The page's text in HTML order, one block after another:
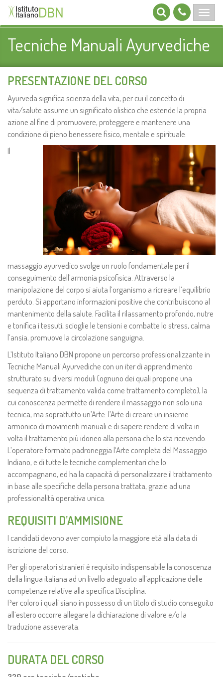
Tecniche Manuali Ayurvediche
PRESENTAZIONE DEL CORSO
Ayurveda significa scienza della vita, per cui il concetto di
vita/salute assume un significato olistico che estende la propria
azione al fine di promuovere, proteggere e mantenere una
condizione di pieno benessere fisico, mentale e spirituale.
Il
massaggio ayurvedico svolge un ruolo fondamentale per il
conseguimento dell’armonia psicofisica. Attraverso la
manipolazione del corpo si aiuta l’organismo a ricreare l’equilibrio
perduto. Si apportano informazioni positive che contribuiscono al
mantenimento della salute. Facilita il rilassamento profondo, nutre
e tonifica i tessuti, scioglie le tensioni e combatte lo stress, calma
l’ansia, promuove la circolazione sanguigna.
L’Istituto Italiano DBN propone un percorso professionalizzante in
Tecniche Manuali Ayurvediche con un iter di apprendimento
strutturato su diversi moduli (ognuno dei quali propone una
sequenza di trattamento valida come trattamento completo), la
cui conoscenza permette di rendere il massaggio non solo una
tecnica, ma soprattutto un’Arte: l’Arte di creare un insieme
armonico di movimenti manuali e di sapere rendere di volta in
volta il trattamento più idoneo alla persona che lo sta ricevendo.
L’operatore formato padroneggia l‘Arte completa del Massaggio
Indiano, e di tutte le tecniche complementari che lo
accompagnano, ed ha la capacità di personalizzare il trattamento
in base alle specifiche della persona trattata, grazie ad una
professionalità operativa unica.
REQUISITI D’AMMISIONE
I candidati devono aver compiuto la maggiore età alla data di
iscrizione del corso.
Per gli operatori stranieri è requisito indispensabile la conoscenza
della lingua italiana ad un livello adeguato all’applicazione delle
competenze relative alla specifica Disciplina.
Per coloro i quali siano in possesso di un titolo di studio conseguito
all’estero occorre allegare la dichiarazione di valore e/o la
traduzione asseverata.
DURATA DEL CORSO